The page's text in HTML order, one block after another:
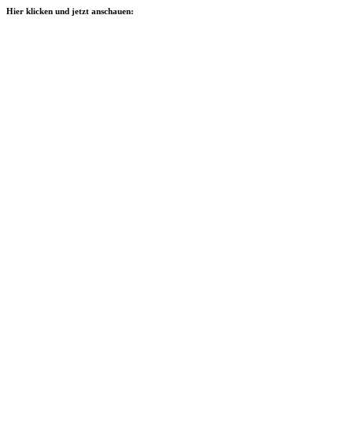
Hier klicken und jetzt anschauen: